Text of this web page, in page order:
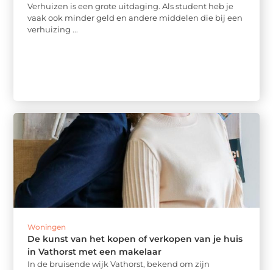
Verhuizen is een grote uitdaging. Als student heb je
vaak ook minder geld en andere middelen die bij een
verhuizing ...
Woningen
De kunst van het kopen of verkopen van je huis
in Vathorst met een makelaar
In de bruisende wijk Vathorst, bekend om zijn